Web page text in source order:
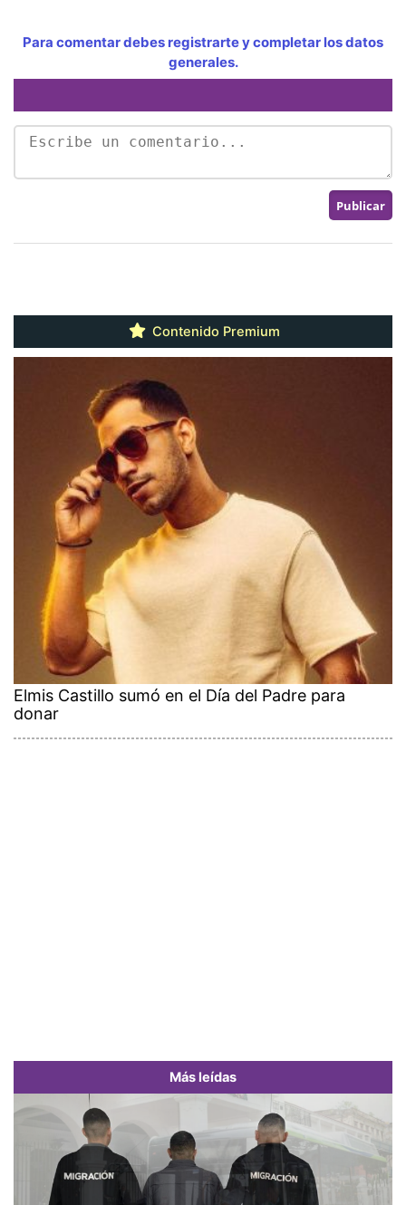
Para comentar debes registrarte y completar los datos
generales.
Contenido Premium
Elmis Castillo sumó en el Día del Padre para
donar
Más leídas